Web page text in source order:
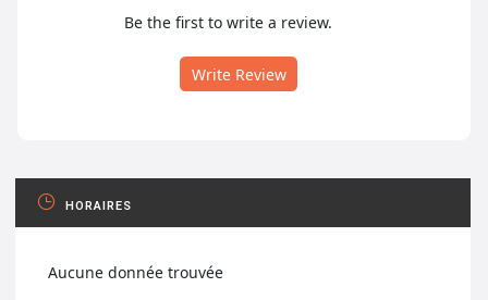
Be the first to write a review.
Write Review
HORAIRES
Aucune donnée trouvée